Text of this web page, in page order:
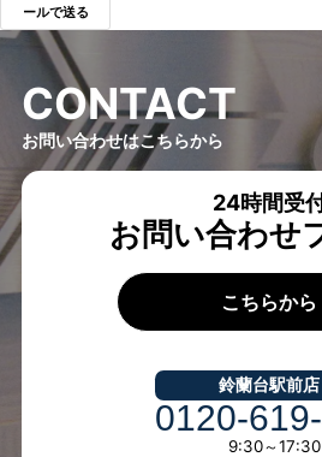
ールで送る
CONTACT
お問い合わせはこちらから
24時間受
お問い合わせ
こちらから
鈴蘭台駅前店
0120-
9:30～